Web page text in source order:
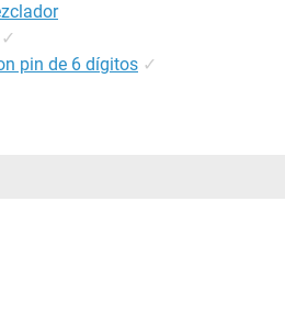
✓
pin de 6 dígitos ✓